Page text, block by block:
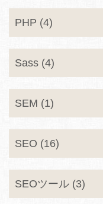
PHP (4)
Sass (4)
SEM (1)
SEO (16)
SEOツール (3)